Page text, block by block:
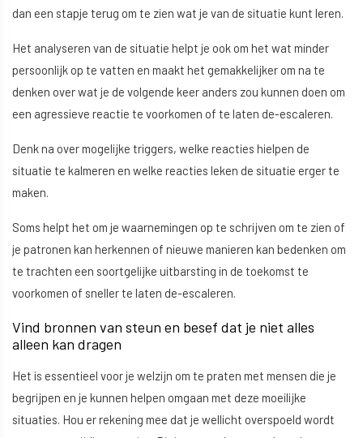
dan een stapje terug om te zien wat je van de situatie kunt leren.
Het analyseren van de situatie helpt je ook om het wat minder
persoonlijk op te vatten en maakt het gemakkelijker om na te
denken over wat je de volgende keer anders zou kunnen doen om
een agressieve reactie te voorkomen of te laten de-escaleren.
Denk na over mogelijke triggers, welke reacties hielpen de
situatie te kalmeren en welke reacties leken de situatie erger te
maken.
Soms helpt het om je waarnemingen op te schrijven om te zien of
je patronen kan herkennen of nieuwe manieren kan bedenken om
te trachten een soortgelijke uitbarsting in de toekomst te
voorkomen of sneller te laten de-escaleren.
Vind bronnen van steun en besef dat je niet alles
alleen kan dragen
Het is essentieel voor je welzijn om te praten met mensen die je
begrijpen en je kunnen helpen omgaan met deze moeilijke
situaties. Hou er rekening mee dat je wellicht overspoeld wordt